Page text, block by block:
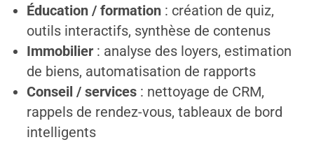
Éducation / formation : création de quiz,
outils interactifs, synthèse de contenus
Immobilier : analyse des loyers, estimation
de biens, automatisation de rapports
Conseil / services : nettoyage de CRM,
rappels de rendez-vous, tableaux de bord
intelligents